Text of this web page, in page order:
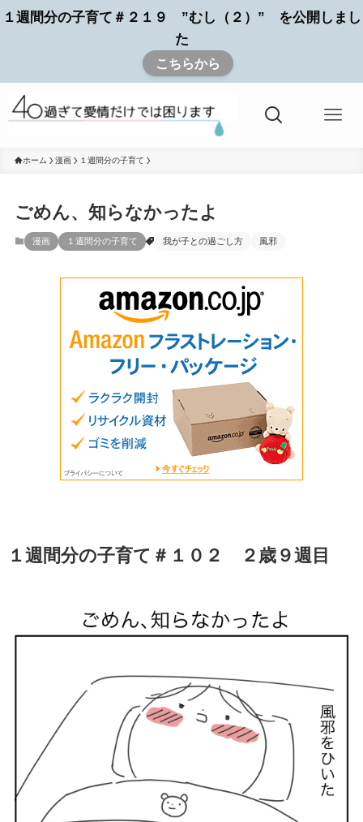
１週間分の子育て＃２１９ ”むし（２）” を公開しまし
た
こちらから
ホーム 漫画 １週間分の子育て
ごめん、知らなかったよ
漫画 １週間分の子育て 我が子との過ごし方 風邪
１週間分の子育て＃１０２ ２歳９週目